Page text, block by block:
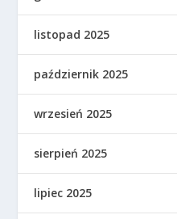
listopad 2025
październik 2025
wrzesień 2025
sierpień 2025
lipiec 2025